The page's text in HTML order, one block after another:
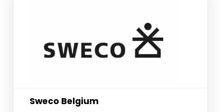
Sweco Belgium